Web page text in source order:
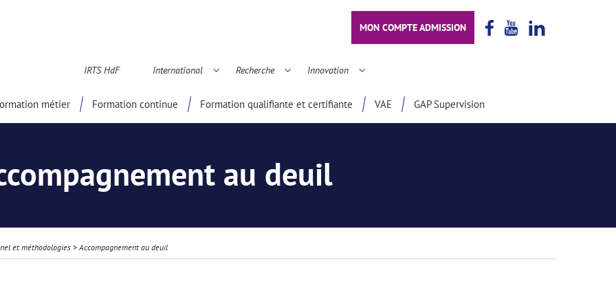
MON COMPTE ADMISSION
IRTS HdF International Recherche Innovation
métier Formation continue Formation qualifiante et certifiante VAE GAP Supervision
au deuil
et méthodologies >Accompagnement au deuil